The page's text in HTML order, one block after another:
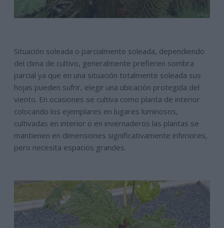
Situación soleada o parcialmente soleada, dependiendo
del clima de cultivo, generalmente prefieren sombra
parcial ya que en una situación totalmente soleada sus
hojas pueden sufrir, elegir una ubicación protegida del
viento. En ocasiones se cultiva como planta de interior
colocando los ejemplares en lugares luminosos,
cultivadas en interior o en invernaderos las plantas se
mantienen en dimensiones significativamente inferiores,
pero necesita espacios grandes.